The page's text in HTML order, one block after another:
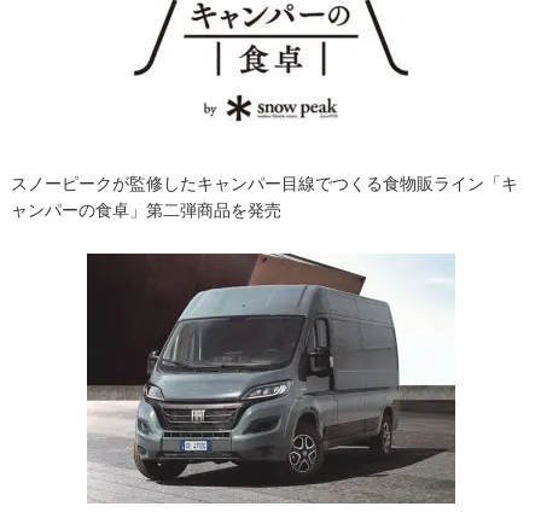
スノーピークが監修したキャンパー目線でつくる食物販ライン「キ
ャンパーの食卓」第二弾商品を発売